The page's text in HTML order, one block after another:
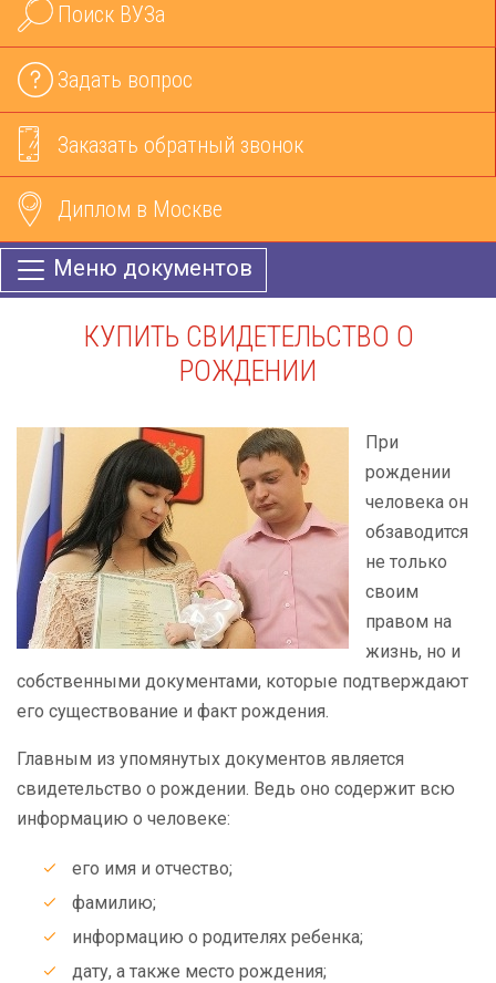
Поиск ВУЗа
Задать вопрос
Заказать обратный звонок
Диплом в Москве
Меню документов
КУПИТЬ СВИДЕТЕЛЬСТВО О
РОЖДЕНИИ
При
рождении
человека он
обзаводится
не только
своим
правом на
жизнь, но и
собственными документами, которые подтверждают
его существование и факт рождения.
Главным из упомянутых документов является
свидетельство о рождении. Ведь оно содержит всю
информацию о человеке:
его имя и отчество;
фамилию;
информацию о родителях ребенка;
дату, а также место рождения;